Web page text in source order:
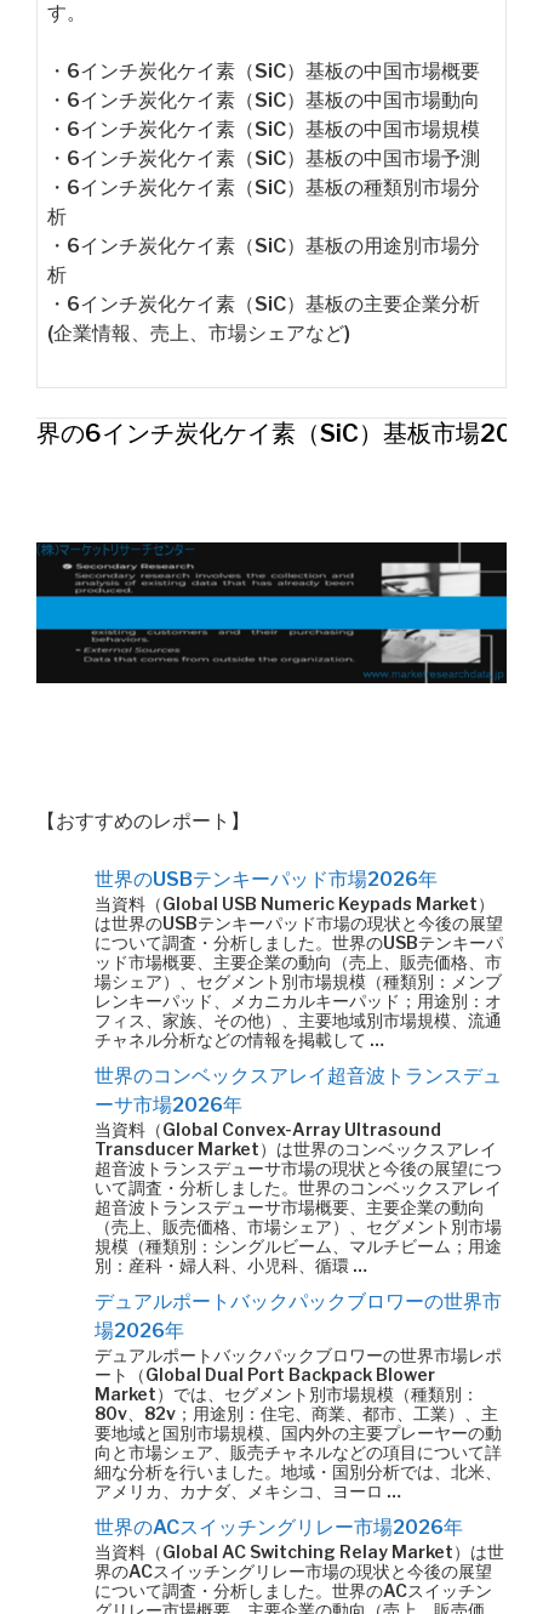
す。
・6インチ炭化ケイ素（SiC）基板の中国市場概要
・6インチ炭化ケイ素（SiC）基板の中国市場動向
・6インチ炭化ケイ素（SiC）基板の中国市場規模
・6インチ炭化ケイ素（SiC）基板の中国市場予測
・6インチ炭化ケイ素（SiC）基板の種類別市場分
析
・6インチ炭化ケイ素（SiC）基板の用途別市場分
析
・6インチ炭化ケイ素（SiC）基板の主要企業分析
(企業情報、売上、市場シェアなど)
世界の6インチ炭化ケイ素（SiC）基板市場
【おすすめのレポート】
世界のUSBテンキーパッド市場2026年
当資料（Global USB Numeric Keypads Market）
は世界のUSBテンキーパッド市場の現状と今後の展望
について調査・分析しました。世界のUSBテンキーパ
ッド市場概要、主要企業の動向（売上、販売価格、市
場シェア）、セグメント別市場規模（種類別：メンブ
レンキーパッド、メカニカルキーパッド；用途別：オ
フィス、家族、その他）、主要地域別市場規模、流通
チャネル分析などの情報を掲載して …
世界のコンベックスアレイ超音波トランスデュ
ーサ市場2026年
当資料（Global Convex-Array Ultrasound
Transducer Market）は世界のコンベックスアレイ
超音波トランスデューサ市場の現状と今後の展望につ
いて調査・分析しました。世界のコンベックスアレイ
超音波トランスデューサ市場概要、主要企業の動向
（売上、販売価格、市場シェア）、セグメント別市場
規模（種類別：シングルビーム、マルチビーム；用途
別：産科・婦人科、小児科、循環 …
デュアルポートバックパックブロワーの世界市
場2026年
デュアルポートバックパックブロワーの世界市場レポ
ート（Global Dual Port Backpack Blower
Market）では、セグメント別市場規模（種類別：
80v、82v；用途別：住宅、商業、都市、工業）、主
要地域と国別市場規模、国内外の主要プレーヤーの動
向と市場シェア、販売チャネルなどの項目について詳
細な分析を行いました。地域・国別分析では、北米、
アメリカ、カナダ、メキシコ、ヨーロ …
世界のACスイッチングリレー市場2026年
当資料（Global AC Switching Relay Market）は世
界のACスイッチングリレー市場の現状と今後の展望
について調査・分析しました。世界のACスイッチン
グリレー市場概要、主要企業の動向（売上、販売価